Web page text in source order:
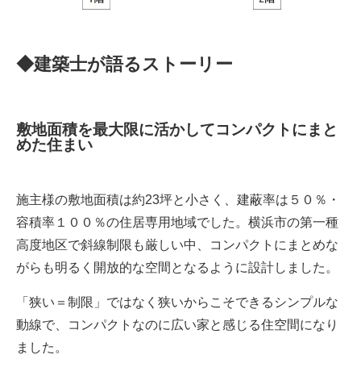
◆建築士が語るストーリー
敷地面積を最大限に活かしてコンパクトにまと
めた住まい
施主様の敷地面積は約23坪と小さく、建蔽率は５０％・
容積率１００％の住居専用地域でした。横浜市の第一種
高度地区で斜線制限も厳しい中、コンパクトにまとめな
がらも明るく開放的な空間となるように設計しました。
「狭い＝制限」ではなく狭いからこそできるシンプルな
動線で、コンパクトなのに広い家と感じる住空間になり
ました。